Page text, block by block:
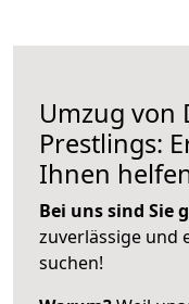
Umzug von
Prestlings:
Ihnen
Bei uns sind Sie
zuverlässige und
suchen!